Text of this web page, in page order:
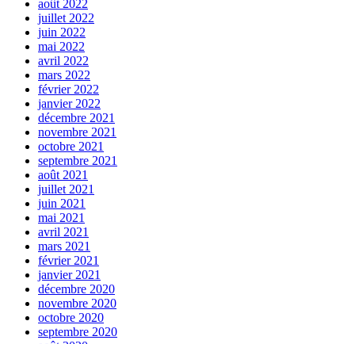
août 2022
juillet 2022
juin 2022
mai 2022
avril 2022
mars 2022
février 2022
janvier 2022
décembre 2021
novembre 2021
octobre 2021
septembre 2021
août 2021
juillet 2021
juin 2021
mai 2021
avril 2021
mars 2021
février 2021
janvier 2021
décembre 2020
novembre 2020
octobre 2020
septembre 2020